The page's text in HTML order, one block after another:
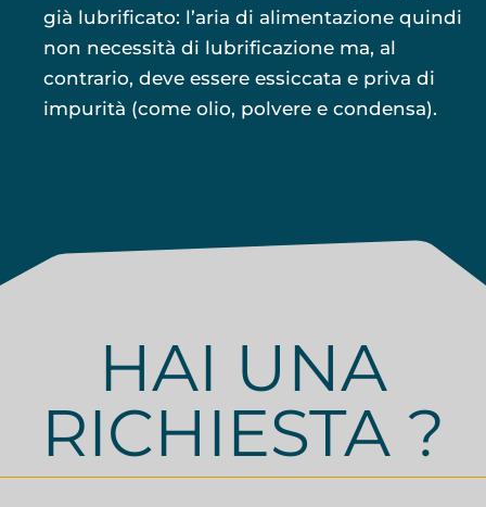
già lubrificato: l’aria di alimentazione quindi
non necessità di lubrificazione ma, al
contrario, deve essere essiccata e priva di
impurità (come olio, polvere e condensa).
HAI UNA
RICHIESTA ?